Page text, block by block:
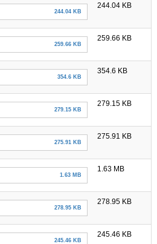
244.04 KB
244.04 KB
259.66 KB
259.66 KB
354.6 KB
354.6 KB
279.15 KB
279.15 KB
275.91 KB
275.91 KB
1.63 MB
1.63 MB
278.95 KB
278.95 KB
245.46 KB
245.46 KB